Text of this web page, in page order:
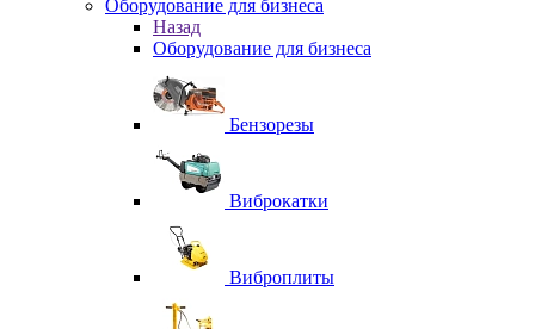
Оборудование для бизнеса
Назад
Оборудование для бизнеса
Бензорезы
Виброкатки
Виброплиты